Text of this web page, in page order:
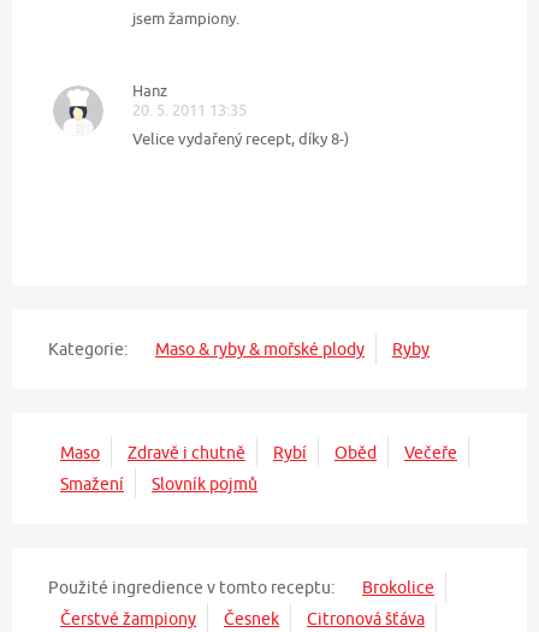
jsem žampiony.
Hanz
20. 5. 2011 13:35
Velice vydařený recept, díky 8-)
Kategorie: Maso & ryby & mořské plody Ryby
Maso Zdravě i chutně Rybí Oběd
Večeře
Smažení
Slovník pojmů
Použité ingredience v tomto receptu:
Brokolice
Čerstvé žampiony
Česnek
Citronová šťáva